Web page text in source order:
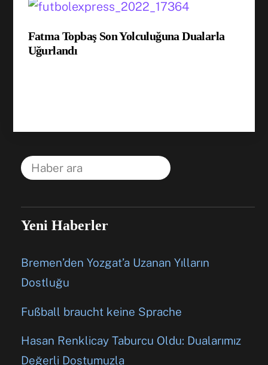
Fatma Topbaş Son Yolculuğuna Dualarla
Uğurlandı
Yeni Haberler
Bremen’den Yozgat’a Uzanan Yılların
Dostluğu
Fußball braucht keine Sprache
Hasan Renklicay Taburcu Oldu: Dualarımız
Değerli Dostumuzla